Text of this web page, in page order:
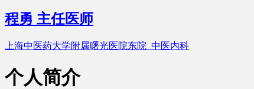
程勇 主任医师
上海中医药大学附属曙光医院东院 中医内科
个人简介